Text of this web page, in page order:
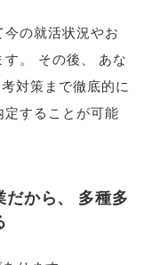
の就活状況やお
す。 その後
あな
対策まで徹底的に
することが可能
だから、
多種多